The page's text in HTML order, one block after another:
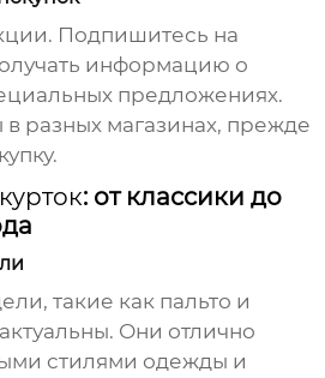
Подпишитесь на
информацию о
предложениях.
разных магазинах, прежде
: от классики до
такие как пальто и
Они отлично
стилями одежды и